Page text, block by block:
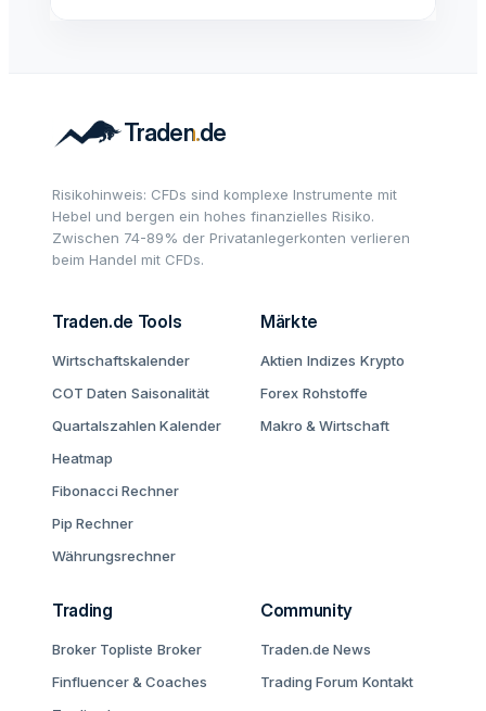
Risikohinweis: CFDs sind komplexe Instrumente mit
Hebel und bergen ein hohes finanzielles Risiko.
Zwischen 74-89% der Privatanlegerkonten verlieren
beim Handel mit CFDs.
Traden.de Tools
Wirtschaftskalender
COT Daten Saisonalität
Quartalszahlen Kalender
Heatmap
Fibonacci Rechner
Pip Rechner
Währungsrechner
Märkte
Aktien Indizes Krypto
Forex Rohstoffe
Makro & Wirtschaft
Trading
Broker Topliste Broker
Finfluencer & Coaches
Community
Traden.de News
Trading Forum Kontakt